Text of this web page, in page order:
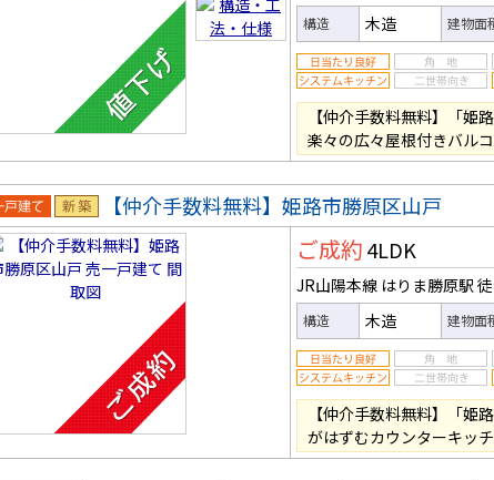
構造 木造 建物面
【仲介手数料無料】「姫
楽々の広々屋根付きバル
戸建 新築
【仲介手数料無料】姫路市勝原区山戸
ご成約4LDK
JR山陽本線 はりま勝原駅
構造 木造 建物面
【仲介手数料無料】「姫
がはずむカウンターキッ